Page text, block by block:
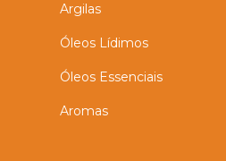
Argilas
Óleos Lídimos
Óleos Essenciais
Aromas